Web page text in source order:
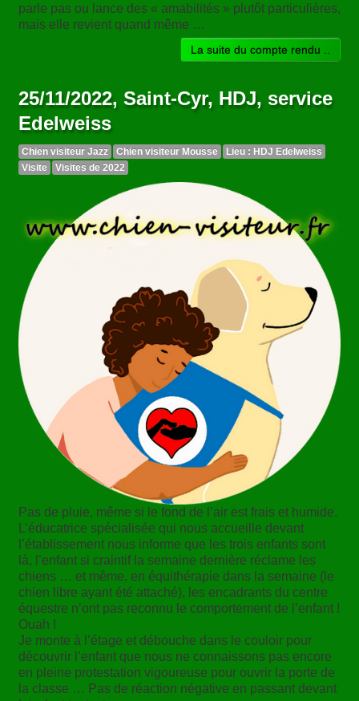
parle pas ou lance des « amabilités » plutôt particulières,
mais elle revient quand même …
La suite du compte rendu ..
25/11/2022, Saint-Cyr, HDJ, service
Edelweiss
Chien visiteur Jazz Chien visiteur Mousse
Lieu : HDJ Edelweiss
Visite
Visites de 2022
Pas de pluie, même si le fond de l’air est frais et humide.
L’éducatrice spécialisée qui nous accueille devant
l’établissement nous informe que les trois enfants sont
là, l’enfant si craintif la semaine dernière réclame les
chiens … et même, en équithérapie dans la semaine (le
chien libre ayant été attaché), les encadrants du centre
équestre n’ont pas reconnu le comportement de l’enfant !
Ouah !
Je monte à l’étage et débouche dans le couloir pour
découvrir l’enfant que nous ne connaissons pas encore
en pleine protestation vigoureuse pour ouvrir la porte de
la classe … Pas de réaction négative en passant devant